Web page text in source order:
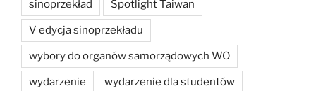
sinoprzekład Spotlight Taiwan
V edycja sinoprzekładu
wybory do organów samorządowych WO
wydarzenie wydarzenie dla studentów